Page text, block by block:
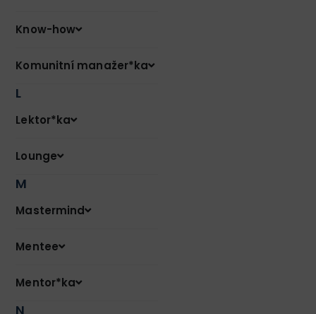
Know-how
Komunitní manažer*ka
L
Lektor*ka
Lounge
M
Mastermind
Mentee
Mentor*ka
N